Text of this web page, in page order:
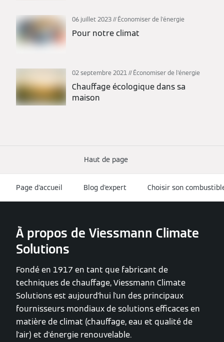
06 juillet 2023 Économiser de l'énergie
Pour notre climat
02 septembre 2021 Économiser de l'énergie
Chauffage écologique dans sa
maison
Haut de page
Page d'accueil Blog d'expert Choisir son
À propos de Viessmann Climate
Solutions
Fondé en 1917 en tant que fabricant de
techniques de chauffage, Viessmann Climate
Solutions est aujourd'hui l'un des principaux
fournisseurs mondiaux de solutions efficaces en
matière de climat (chauffage, eau et qualité de
l'air) et d'énergie renouvelable.